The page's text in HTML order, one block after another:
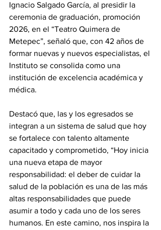
Ignacio Salgado García, al presidir la
ceremonia de graduación, promoción
2026, en el “Teatro Quimera de
Metepec”, señaló que, con 42 años de
formar nuevas y nuevos especialistas, el
Instituto se consolida como una
institución de excelencia académica y
médica.
Destacó que, las y los egresados se
integran a un sistema de salud que hoy
se fortalece con talento altamente
capacitado y comprometido, “Hoy inicia
una nueva etapa de mayor
responsabilidad: el deber de cuidar la
salud de la población es una de las más
altas responsabilidades que puede
asumir a todo y cada uno de los seres
humanos. En este camino, nos inspira la